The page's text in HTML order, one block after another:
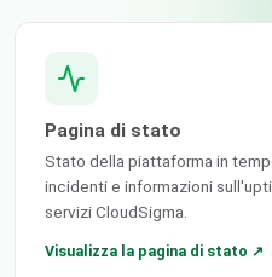
Pagina di stato
Stato della piattaforma in
incidenti e informazioni
servizi CloudSigma.
Visualizza la pagina di stato ↗